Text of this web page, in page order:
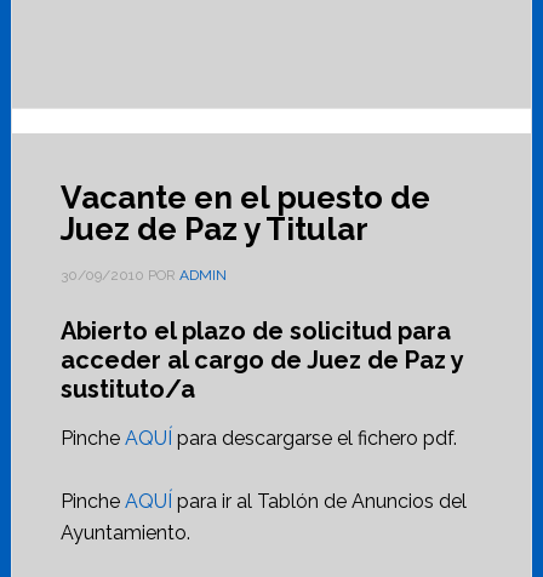
Vacante en el puesto de
Juez de Paz y Titular
30/09/2010 POR ADMIN
Abierto el plazo de solicitud para
acceder al cargo de Juez de Paz y
sustituto/a
Pinche AQUÍ para descargarse el fichero pdf.
Pinche AQUÍ para ir al Tablón de Anuncios del
Ayuntamiento.